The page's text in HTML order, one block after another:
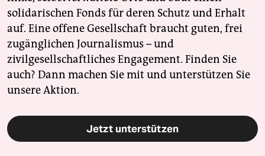
solidarischen Fonds für deren Schutz und Erhalt
auf. Eine offene Gesellschaft braucht guten, frei
zugänglichen Journalismus – und
zivilgesellschaftliches Engagement. Finden Sie
auch? Dann machen Sie mit und unterstützen Sie
unsere Aktion.
Jetzt unterstützen